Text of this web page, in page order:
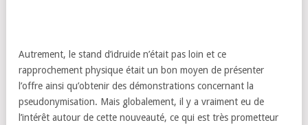
Autrement, le stand d’idruide n’était pas loin et ce
rapprochement physique était un bon moyen de présenter
l’offre ainsi qu’obtenir des démonstrations concernant la
pseudonymisation. Mais globalement, il y a vraiment eu de
l’intérêt autour de cette nouveauté, ce qui est très prometteur